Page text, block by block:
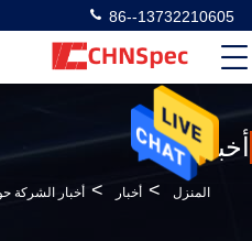
86--13732210605
أخبار
المنزل > أخبار > أخبار الشركة حول الكاميرات